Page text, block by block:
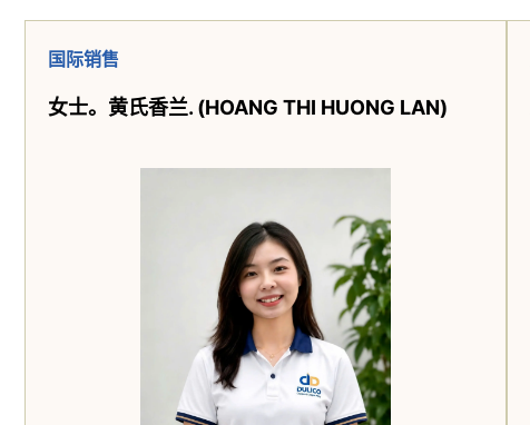
国际销售
女士。 黄氏香兰. (HOANG THI HUONG LAN)